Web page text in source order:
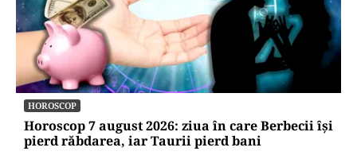
HOROSCOP
Horoscop 7 august 2026: ziua în care Berbecii își
pierd răbdarea, iar Taurii pierd bani